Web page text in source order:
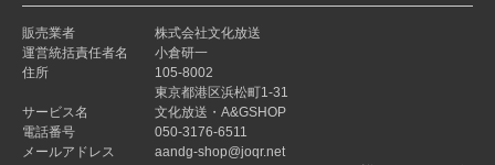
販売業者
株式会社文化放送
運営統括責任者名
小倉研一
住所
105-8002
東京都港区浜松町1-31
サービス名
文化放送・A&GSHOP
電話番号
050-3176-6511
メールアドレス
aandg-shop@joqr.net